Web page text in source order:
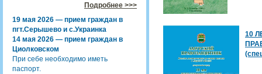
Подробнее >>>
19 мая 2026 — прием граждан в
пгт.Серышево и с.Украинка
14 мая 2026 — прием граждан в
Циолковском
При себе необходимо иметь
паспорт.
10